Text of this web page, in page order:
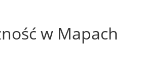
w Mapach